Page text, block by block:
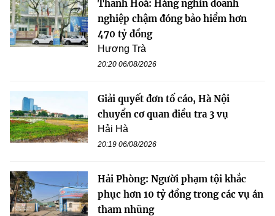
Thanh Hoá: Hàng nghìn doanh
nghiệp chậm đóng bảo hiểm hơn
470 tỷ đồng
Hương Trà
20:20 06/08/2026
Giải quyết đơn tố cáo, Hà Nội
chuyển cơ quan điều tra 3 vụ
Hải Hà
20:19 06/08/2026
Hải Phòng: Người phạm tội khắc
phục hơn 10 tỷ đồng trong các vụ án
tham nhũng